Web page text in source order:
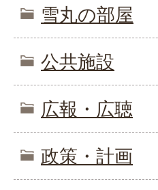
雪丸の部屋
公共施設
広報・広聴
政策・計画